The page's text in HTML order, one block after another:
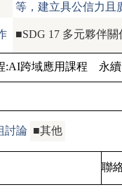
等，建立具公信力且
■SDG 17 多元夥伴
:AI跨域應用課程 永
討論 ■其他
聯